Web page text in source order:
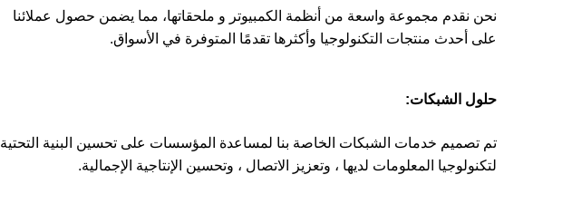
نحن نقدم مجموعة واسعة من أنظمة الكمبيوتر و ملحقاتها، مما يضمن حصول عملائنا
على أحدث منتجات التكنولوجيا وأكثرها تقدمًا المتوفرة في الأسواق.
حلول الشبكات:
تم تصميم خدمات الشبكات الخاصة بنا لمساعدة المؤسسات على تحسين البنية التحتية
لتكنولوجيا المعلومات لديها ، وتعزيز الاتصال ، وتحسين الإنتاجية الإجمالية.